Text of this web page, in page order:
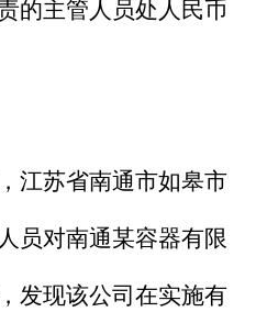
的主管人员处人民币
江苏省南通市如皋市
员对南通某容器有限
发现该公司在实施有